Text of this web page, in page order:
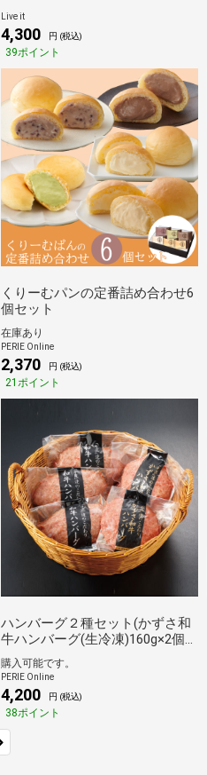
Live it
4,300 円 (税込)
39ポイント
くりーむパンの定番詰め合わせ6
個セット
在庫あり
PERIE Online
2,370 円 (税込)
21ポイント
ハンバーグ２種セット(かずさ和
牛ハンバーグ(生冷凍)160g×2個
+和牛ハンバーグ(生冷凍)160g×3
個)【KWHH-23】
購入可能です。
PERIE Online
4,200 円 (税込)
38ポイント